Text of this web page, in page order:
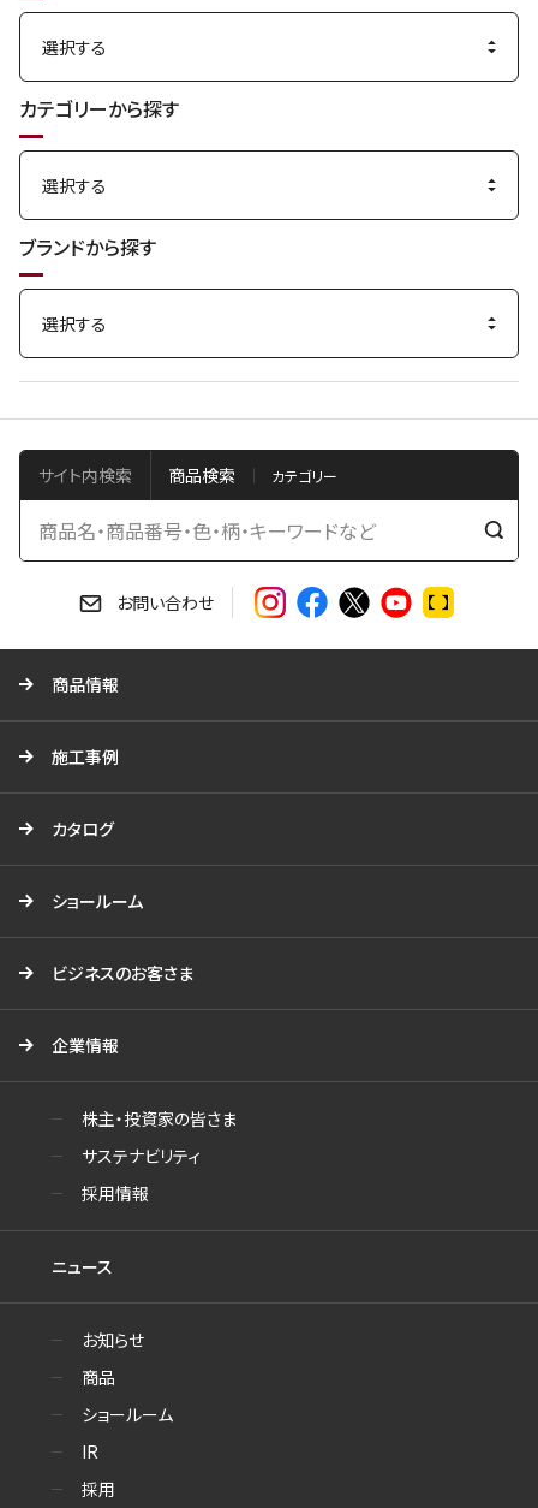
カテゴリーから探す
ブランドから探す
サイト内検索 商品検索
検
お問い合わせ
商品情報
施工事例
カタログ
ショールーム
ビジネスのお客さま
企業情報
株主・投資家の皆さま
サステナビリティ
採用情報
ニュース
お知らせ
商品
ショールーム
IR
採用